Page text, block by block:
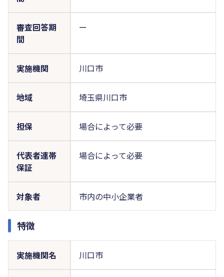
審査回答期
間
ー
実施機関 川口市
地域 埼玉県川口市
担保 場合によって必要
代表者連帯
保証
場合によって必要
対象者 市内の中小企業者
特徴
実施機関名 川口市